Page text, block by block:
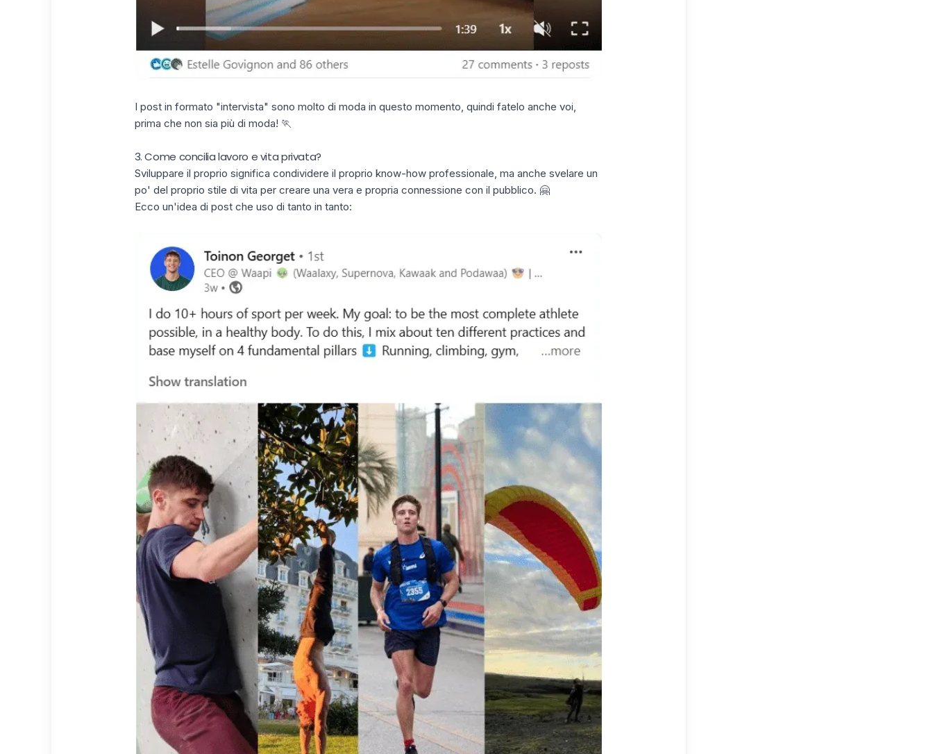
I post in formato "intervista" sono molto di moda in questo momento, quindi fatelo anche voi,
prima che non sia più di moda! 🏃
3. Come concilia lavoro e vita privata?
Sviluppare il proprio significa condividere il proprio know-how professionale, ma anche svelare un
po' del proprio stile di vita per creare una vera e propria connessione con il pubblico. 🤗
Ecco un'idea di post che uso di tanto in tanto: